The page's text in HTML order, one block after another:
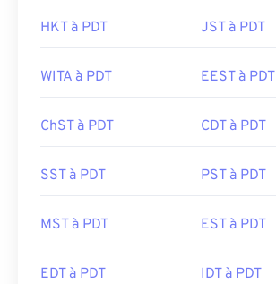
HKT à PDT JST à PDT
WITA à PDT EEST à PDT
ChST à PDT CDT à PDT
SST à PDT PST à PDT
MST à PDT EST à PDT
EDT à PDT IDT à PDT